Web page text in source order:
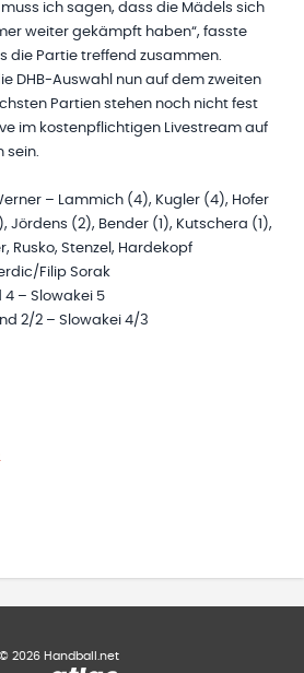
ich sagen, dass die Mädels sich
weiter gekämpft haben“, fasste
die Partie treffend zusammen.
DHB-Auswahl nun auf dem zweiten
Partien stehen noch nicht fest
im kostenpflichtigen Livestream auf
sein.
– Lammich (4), Kugler (4), Hofer
Jördens (2), Bender (1), Kutschera (1),
Rusko, Stenzel, Hardekopf
Filip Sorak
– Slowakei 5
2/2 – Slowakei 4/3
© 2026 Handball.net